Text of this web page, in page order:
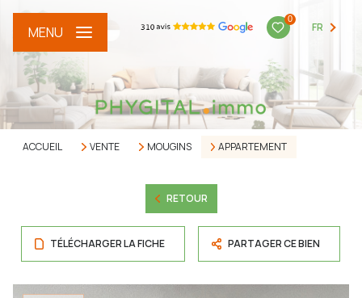
0
FR
MENU
ACCUEIL VENTE MOUGINS APPARTEMENT
RETOUR
TÉLÉCHARGER LA FICHE PARTAGER CE BIEN